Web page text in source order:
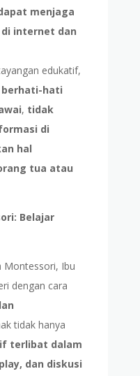
menjaga
internet dan
edukatif,
berhati-hati
, tidak
di
hal
tua atau
Belajar
Montessori, Ibu
dengan cara
tidak hanya
terlibat dalam
dan diskusi